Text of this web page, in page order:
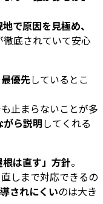
で原因を見極め、
徹底されていて安心
優先しているとこ
止まらないことが多
がら説明してくれる
根は直す」方針。
しまで対応できるの
されにくいのは大き